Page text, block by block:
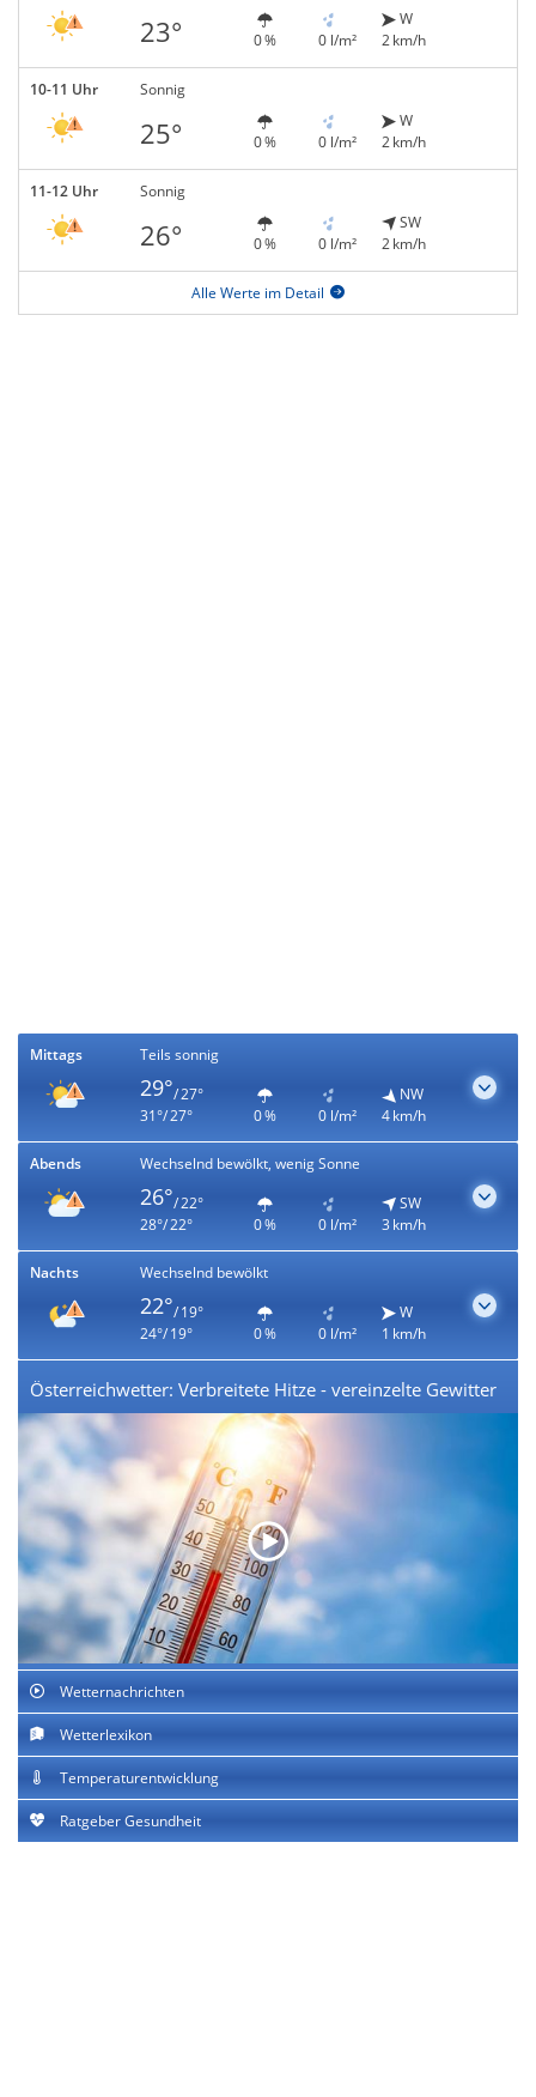
23° 0 % 0 l/m²
W
2 km/h
10-11 Uhr Sonnig
25° 0 % 0 l/m²
W
2 km/h
11-12 Uhr Sonnig
26° 0 % 0 l/m²
SW
2 km/h
Alle Werte im Detail
Mittags Teils sonnig
29°/ 27°
31°/ 27°
0 % 0 l/m²
NW
4 km/h
Abends Wechselnd bewölkt, wenig Sonne
26°/ 22°
28°/ 22°
0 % 0 l/m²
SW
3 km/h
Nachts Wechselnd bewölkt
22°/ 19°
24°/ 19°
0 % 0 l/m²
W
1 km/h
Österreichwetter: Verbreitete Hitze - vereinzelte Gewitter
Wetternachrichten
Wetterlexikon
Temperaturentwicklung
Ratgeber Gesundheit